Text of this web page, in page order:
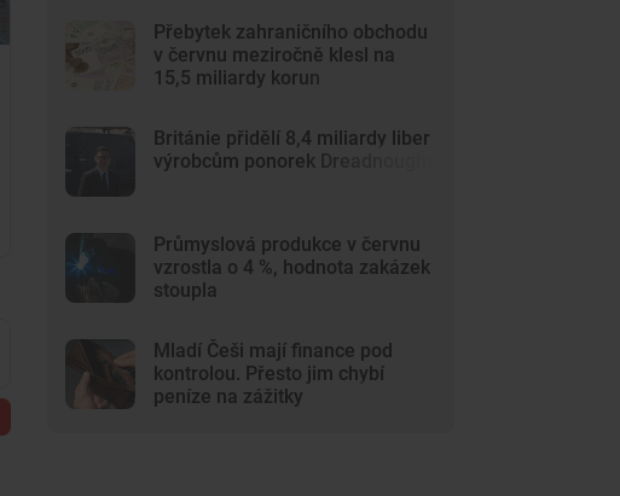
Přebytek zahraničního obchodu
v červnu meziročně klesl na
15,5 miliardy korun
Británie přidělí 8,4 miliardy liber
výrobcům ponorek Dreadnought
Průmyslová produkce v červnu
vzrostla o 4 %, hodnota zakázek
stoupla
Mladí Češi mají finance pod
kontrolou. Přesto jim chybí
peníze na zážitky